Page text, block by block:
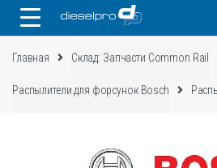
Главная Склад: Запчасти Common Rail
Распылители для форсунок Bosch